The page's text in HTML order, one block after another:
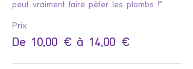
peut vraiment faire péter les plombs !"
Prix
De 10,00 € à 14,00 €